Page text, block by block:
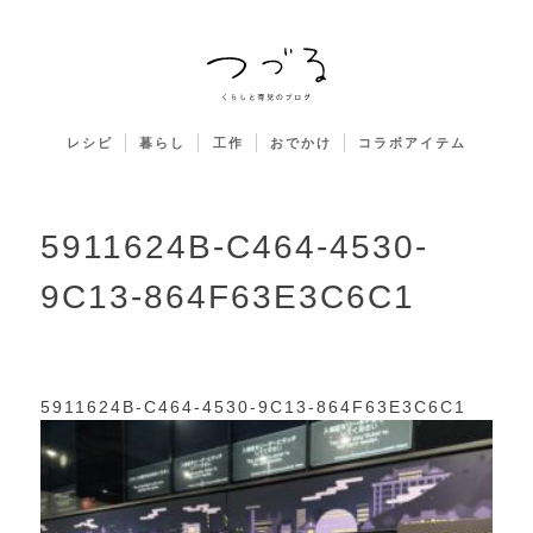
レシピ 暮らし 工作 おでかけ コラボアイテム
5911624B-C464-4530-
9C13-864F63E3C6C1
5911624B-C464-4530-9C13-864F63E3C6C1